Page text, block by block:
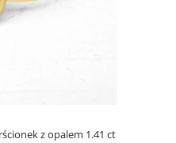
z opalem 1.41 ct